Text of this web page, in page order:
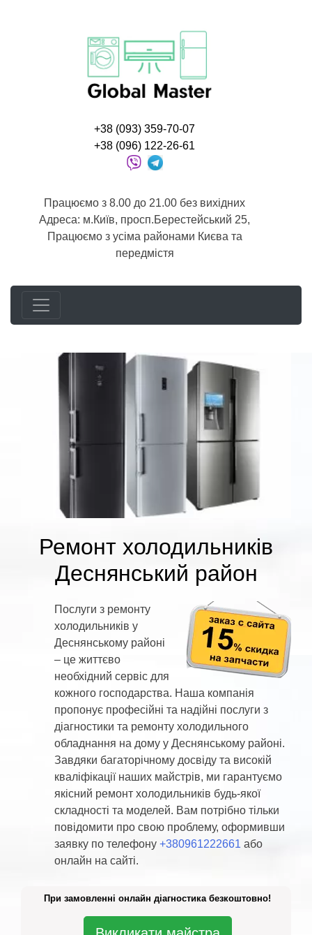
+38 (093) 359-70-07
+38 (096) 122-26-61
Працюємо з 8.00 до 21.00 без вихідних
Адреса: м.Київ, просп.Берестейський 25,
Працюємо з усіма районами Києва та
передмістя
Ремонт холодильників
Деснянський район
Послуги з ремонту
холодильників у
Деснянському районі
– це життєво
необхідний сервіс для
кожного господарства. Наша компанія
пропонує професійні та надійні послуги з
діагностики та ремонту холодильного
обладнання на дому у Деснянському районі.
Завдяки багаторічному досвіду та високій
кваліфікації наших майстрів, ми гарантуємо
якісний ремонт холодильників будь-якої
складності та моделей. Вам потрібно тільки
повідомити про свою проблему, оформивши
заявку по телефону +380961222661 або
онлайн на сайті.
При замовленні онлайн діагностика безкоштовно!